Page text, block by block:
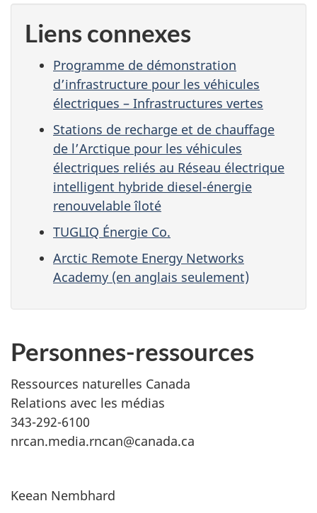
Liens connexes
Programme de démonstration
d’infrastructure pour les véhicules
électriques – Infrastructures vertes
Stations de recharge et de chauffage
de l’Arctique pour les véhicules
électriques reliés au Réseau électrique
intelligent hybride diesel-énergie
renouvelable îloté
TUGLIQ Énergie Co.
Arctic Remote Energy Networks
Academy (en anglais seulement)
Personnes-ressources
Ressources naturelles Canada
Relations avec les médias
343-292-6100
nrcan.media.rncan@canada.ca
Keean Nembhard